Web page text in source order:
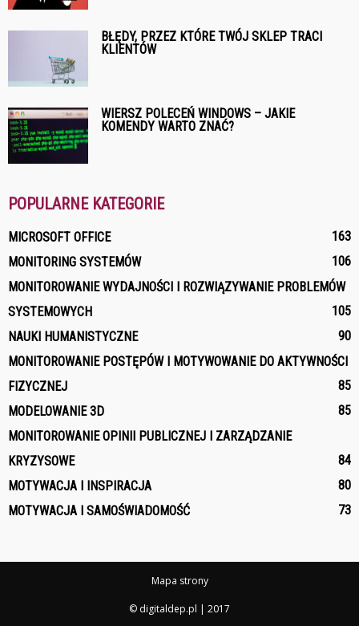
BŁĘDY, PRZEZ KTÓRE TWÓJ SKLEP TRACI
KLIENTÓW
WIERSZ POLECEŃ WINDOWS – JAKIE
KOMENDY WARTO ZNAĆ?
POPULARNE KATEGORIE
MICROSOFT OFFICE
163
MONITORING SYSTEMÓW
106
MONITOROWANIE WYDAJNOŚCI I ROZWIĄZYWANIE PROBLEMÓW
SYSTEMOWYCH
105
NAUKI HUMANISTYCZNE
90
MONITOROWANIE POSTĘPÓW I MOTYWOWANIE DO AKTYWNOŚCI
FIZYCZNEJ
85
MODELOWANIE 3D
85
MONITOROWANIE OPINII PUBLICZNEJ I ZARZĄDZANIE
KRYZYSOWE
84
MOTYWACJA I INSPIRACJA
80
MOTYWACJA I SAMOŚWIADOMOŚĆ
73
Mapa strony
© digitaldep.pl | 2017